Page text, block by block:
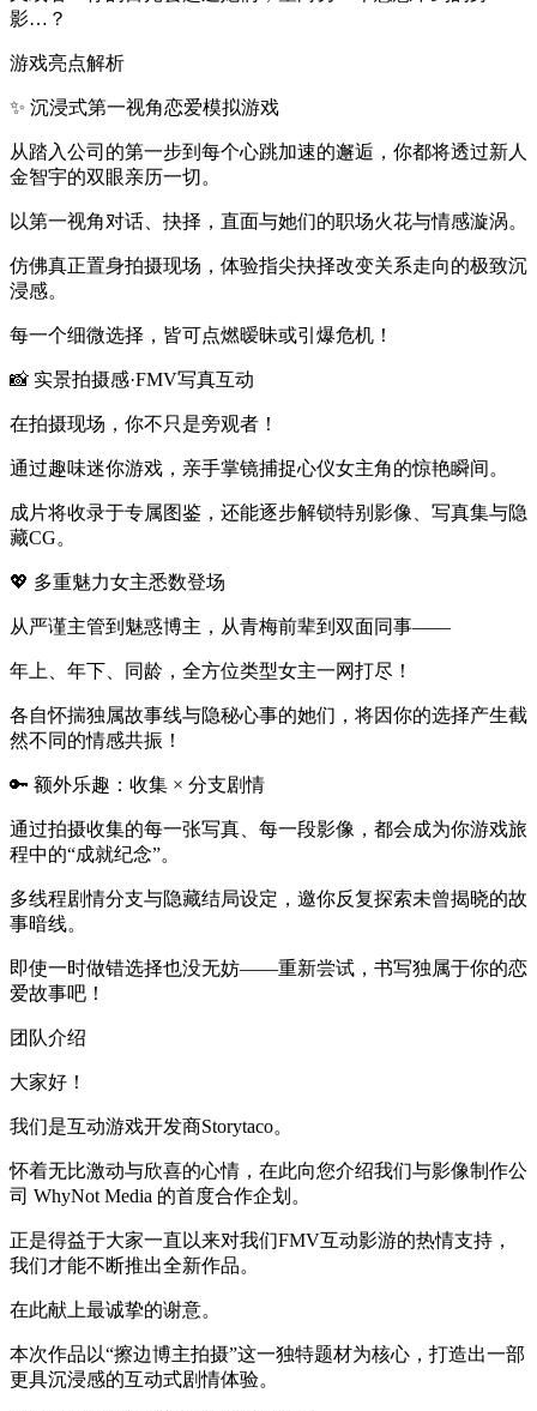
影…？
游戏亮点解析
✨ 沉浸式第一视角恋爱模拟游戏
从踏入公司的第一步到每个心跳加速的邂逅，你都将透过新人
金智宇的双眼亲历一切。
以第一视角对话、抉择，直面与她们的职场火花与情感漩涡。
仿佛真正置身拍摄现场，体验指尖抉择改变关系走向的极致沉
浸感。
每一个细微选择，皆可点燃暧昧或引爆危机！
📸 实景拍摄感·FMV写真互动
在拍摄现场，你不只是旁观者！
通过趣味迷你游戏，亲手掌镜捕捉心仪女主角的惊艳瞬间。
成片将收录于专属图鉴，还能逐步解锁特别影像、写真集与隐
藏CG。
💖 多重魅力女主悉数登场
从严谨主管到魅惑博主，从青梅前辈到双面同事——
年上、年下、同龄，全方位类型女主一网打尽！
各自怀揣独属故事线与隐秘心事的她们，将因你的选择产生截
然不同的情感共振！
🔑 额外乐趣：收集 × 分支剧情
通过拍摄收集的每一张写真、每一段影像，都会成为你游戏旅
程中的“成就纪念”。
多线程剧情分支与隐藏结局设定，邀你反复探索未曾揭晓的故
事暗线。
即使一时做错选择也没无妨——重新尝试，书写独属于你的恋
爱故事吧！
团队介绍
大家好！
我们是互动游戏开发商Storytaco。
怀着无比激动与欣喜的心情，在此向您介绍我们与影像制作公
司 WhyNot Media 的首度合作企划。
正是得益于大家一直以来对我们FMV互动影游的热情支持，
我们才能不断推出全新作品。
在此献上最诚挚的谢意。
本次作品以“擦边博主拍摄”这一独特题材为核心，打造出一部
更具沉浸感的互动式剧情体验。